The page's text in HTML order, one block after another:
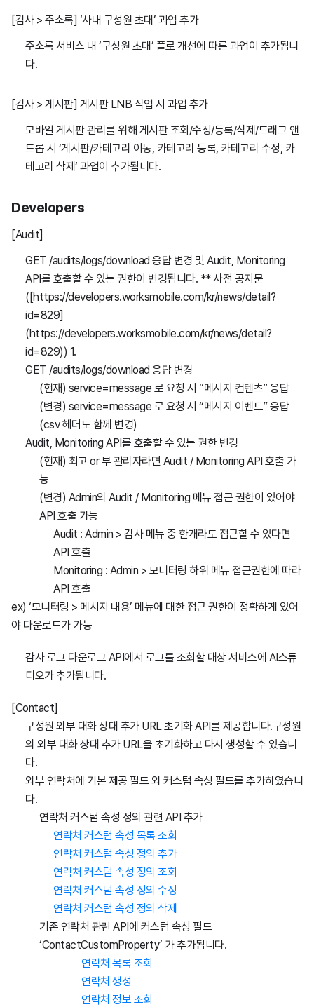
[감사 > 주소록] ‘사내 구성원 초대’ 과업 추가
주소록 서비스 내 ‘구성원 초대’ 플로 개선에 따른 과업이 추가됩니
다.
[감사 > 게시판] 게시판 LNB 작업 시 과업 추가
모바일 게시판 관리를 위해 게시판 조회/수정/등록/삭제/드래그 앤
드롭 시 ‘게시판/카테고리 이동, 카테고리 등록, 카테고리 수정, 카
테고리 삭제‘ 과업이 추가됩니다.
Developers
[Audit]
GET /audits/logs/download 응답 변경 및 Audit, Monitoring
API를 호출할 수 있는 권한이 변경됩니다. ** 사전 공지문
([https://developers.worksmobile.com/kr/news/detail?
id=829]
(https://developers.worksmobile.com/kr/news/detail?
id=829)) 1.
GET /audits/logs/download 응답 변경
(현재) service=message 로 요청 시 “메시지 컨텐츠” 응답
(변경) service=message 로 요청 시 “메시지 이벤트” 응답
(csv 헤더도 함께 변경)
Audit, Monitoring API를 호출할 수 있는 권한 변경
(현재) 최고 or 부 관리자라면 Audit / Monitoring API 호출 가
능
(변경) Admin의 Audit / Monitoring 메뉴 접근 권한이 있어야
API 호출 가능
Audit : Admin > 감사 메뉴 중 한개라도 접근할 수 있다면
API 호출
Monitoring : Admin > 모니터링 하위 메뉴 접근권한에 따라
API 호출
ex) ‘모니터링 > 메시지 내용’ 메뉴에 대한 접근 권한이 정확하게 있어
야 다운로드가 가능
감사 로그 다운로그 API에서 로그를 조회할 대상 서비스에 AI스튜
디오가 추가됩니다.
[Contact]
구성원 외부 대화 상대 추가 URL 초기화 API를 제공합니다.구성원
의 외부 대화 상대 추가 URL을 초기화하고 다시 생성할 수 있습니
다.
외부 연락처에 기본 제공 필드 외 커스텀 속성 필드를 추가하였습니
다.
연락처 커스텀 속성 정의 관련 API 추가
연락처 커스텀 속성 목록 조회
연락처 커스텀 속성 정의 추가
연락처 커스텀 속성 정의 조회
연락처 커스텀 속성 정의 수정
연락처 커스텀 속성 정의 삭제
기존 연락처 관련 API에 커스텀 속성 필드
‘ContactCustomProperty’ 가 추가됩니다.
연락처 목록 조회
연락처 생성
연락처 정보 조회